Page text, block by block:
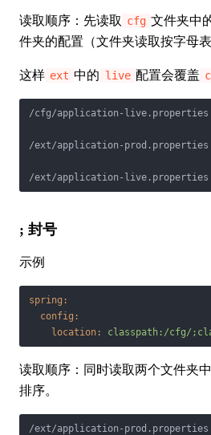
读取顺序：先读取 cfg 文件夹中
件夹的配置（文件夹读取按字母表
这样 ext 中的 live 配置会覆盖
/cfg/application-live.properties
/ext/application-prod.properties
/ext/application-live.properties
; 封号
示例
spring:
config:
location:
classpath:/cfg/
读取顺序：同时读取两个文件夹
排序。
/ext/application-prod.properties